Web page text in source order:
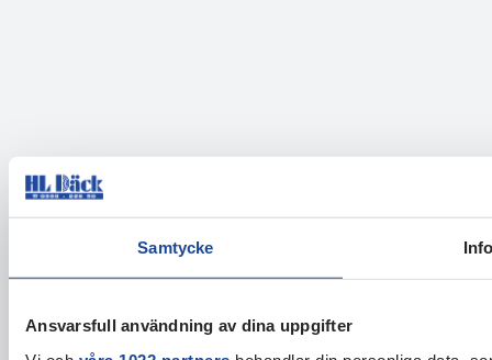
Samtycke
Ansvarsfull användning av dina uppgifter